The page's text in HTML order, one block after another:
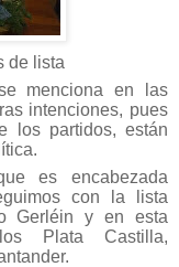
de lista
menciona en las
intenciones, pues
los partidos, están
es encabezada
con la lista
Gerléin y en esta
Plata Castilla,